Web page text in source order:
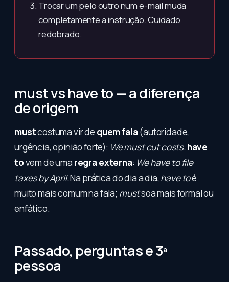
Trocar um pelo outro num e-mail muda
completamente a instrução. Cuidado
redobrado.
must vs have to — a diferença
de origem
mustcostuma vir de quem fala(autoridade,
urgência, opinião forte): We must cut costs. have
tovem de uma regra externa: We have to file
taxes by April.Na prática do dia a dia, have toé
muito mais comum na fala; mustsoa mais formal ou
enfático.
Passado, perguntas e 3ª
pessoa